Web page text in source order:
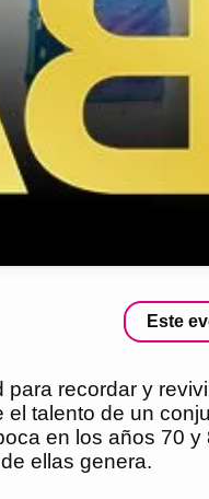
Este
recordar y
talento de un
en los años 70
ellas genera.